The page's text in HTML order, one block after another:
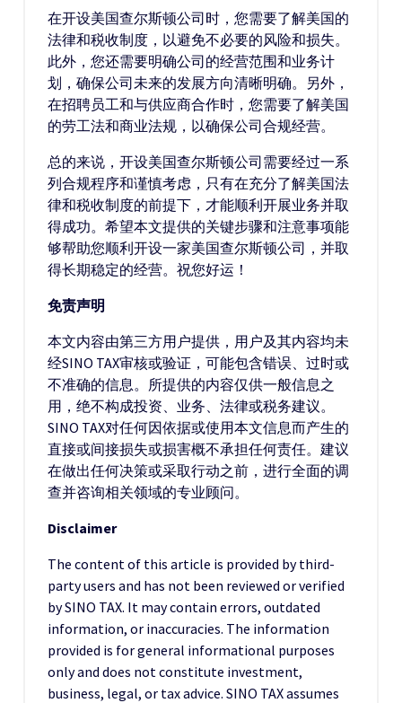
在开设美国查尔斯顿公司时，您需要了解美国的
法律和税收制度，以避免不必要的风险和损失。
此外，您还需要明确公司的经营范围和业务计
划，确保公司未来的发展方向清晰明确。另外，
在招聘员工和与供应商合作时，您需要了解美国
的劳工法和商业法规，以确保公司合规经营。
总的来说，开设美国查尔斯顿公司需要经过一系
列合规程序和谨慎考虑，只有在充分了解美国法
律和税收制度的前提下，才能顺利开展业务并取
得成功。希望本文提供的关键步骤和注意事项能
够帮助您顺利开设一家美国查尔斯顿公司，并取
得长期稳定的经营。祝您好运！
免责声明
本文内容由第三方用户提供，用户及其内容均未
经SINO TAX审核或验证，可能包含错误、过时或
不准确的信息。所提供的内容仅供一般信息之
用，绝不构成投资、业务、法律或税务建议。
SINO TAX对任何因依据或使用本文信息而产生的
直接或间接损失或损害概不承担任何责任。建议
在做出任何决策或采取行动之前，进行全面的调
查并咨询相关领域的专业顾问。
Disclaimer
The content of this article is provided by third-
party users and has not been reviewed or verified
by SINO TAX. It may contain errors, outdated
information, or inaccuracies. The information
provided is for general informational purposes
only and does not constitute investment,
business, legal, or tax advice. SINO TAX assumes